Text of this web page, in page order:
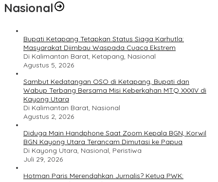
Nasional
Bupati Ketapang Tetapkan Status Siaga Karhutla:
Masyarakat Diimbau Waspada Cuaca Ekstrem
Di Kalimantan Barat, Ketapang, Nasional
Agustus 5, 2026
Sambut Kedatangan OSO di Ketapang, Bupati dan
Wabup Terbang Bersama Misi Keberkahan MTQ XXXIV di
Kayong Utara
Di Kalimantan Barat, Nasional
Agustus 2, 2026
Diduga Main Handphone Saat Zoom Kepala BGN, Korwil
BGN Kayong Utara Terancam Dimutasi ke Papua
Di Kayong Utara, Nasional, Peristiwa
Juli 29, 2026
Hotman Paris Merendahkan Jurnalis? Ketua PWK: